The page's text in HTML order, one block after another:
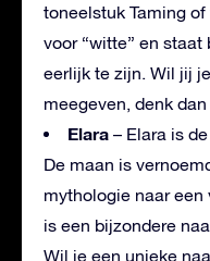
toneelstuk Taming
voor “witte” en
eerlijk te zijn. Wil jij
meegeven, denk
Elara – Elara is
De maan is
mythologie naar een
is een bijzondere
Wil je een unieke